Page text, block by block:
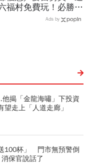
福村免費玩！必勝
肯德基、遊樂園…29
Ads by
揭「金龍海嘯」下投資
走上「人道走廊」
100杯」 門市無預警倒
保官說話了